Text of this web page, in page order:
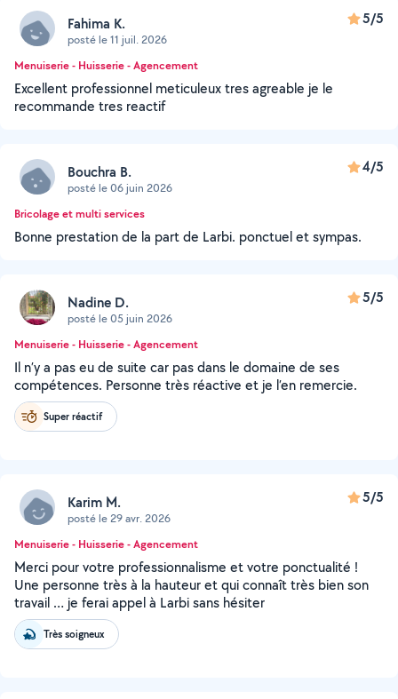
Fahima K.
posté le 11 juil. 2026
5/5
Menuiserie - Huisserie - Agencement
Excellent professionnel meticuleux tres agreable je le
recommande tres reactif
Bouchra B.
posté le 06 juin 2026
4/5
Bricolage et multi services
Bonne prestation de la part de Larbi. ponctuel et sympas.
Nadine D.
posté le 05 juin 2026
5/5
Menuiserie - Huisserie - Agencement
Il n’y a pas eu de suite car pas dans le domaine de ses
compétences. Personne très réactive et je l’en remercie.
Super réactif
Karim M.
posté le 29 avr. 2026
5/5
Menuiserie - Huisserie - Agencement
Merci pour votre professionnalisme et votre ponctualité !
Une personne très à la hauteur et qui connaît très bien son
travail … je ferai appel à Larbi sans hésiter
Très soigneux